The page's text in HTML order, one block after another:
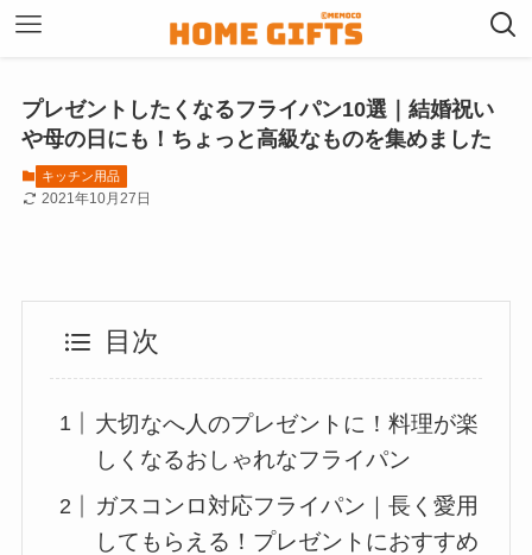
プレゼントしたくなるフライパン10選｜結婚祝い
や母の日にも！ちょっと高級なものを集めました
キッチン用品
2021年10月27日
目次
大切なへ人のプレゼントに！料理が楽
しくなるおしゃれなフライパン
ガスコンロ対応フライパン｜長く愛用
してもらえる！プレゼントにおすすめ